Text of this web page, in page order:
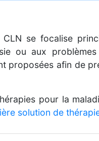
se focalise
ou aux
proposées afin de
pour la
solution de